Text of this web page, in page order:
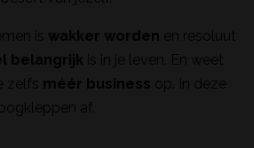
is wakker worden en resoluut
belangrijk is in je leven. En weet
zelfs méér business op. In deze
af.